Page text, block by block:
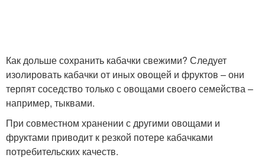
Как дольше сохранить кабачки свежими? Следует
изолировать кабачки от иных овощей и фруктов – они
терпят соседство только с овощами своего семейства –
например, тыквами.
При совместном хранении с другими овощами и
фруктами приводит к резкой потере кабачками
потребительских качеств.